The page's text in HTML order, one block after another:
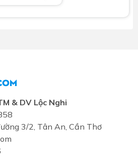
& DV Lộc Nghi
3/2, Tân An, Cần Thơ